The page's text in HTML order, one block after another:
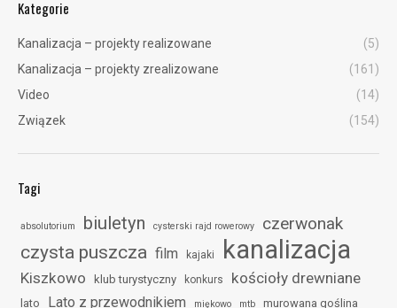
Kategorie
Kanalizacja – projekty realizowane
(5)
Kanalizacja – projekty zrealizowane
(161)
Video
(14)
Związek
(154)
Tagi
absolutorium biuletyn cysterski rajd rowerowy czerwonak
czysta puszcza film kajaki kanalizacja
Kiszkowo klub turystyczny konkurs kościoły drewniane
lato Lato z przewodnikiem miękowo mtb murowana goślina